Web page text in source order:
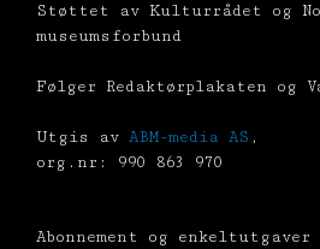
Støttet av Kulturrådet og
museumsforbund
Følger Redaktørplakaten og
Utgis av ABM-media AS ,
org.nr: 990 863 970
Abonnement og